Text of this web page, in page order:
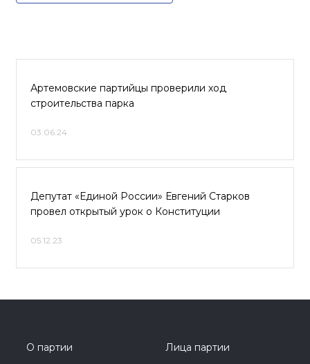
Артемовские партийцы проверили ход
строительства парка
03.06.24
Депутат «Единой России» Евгений Старков
провел открытый урок о Конституции
05.12.23
О партии
Лица партии